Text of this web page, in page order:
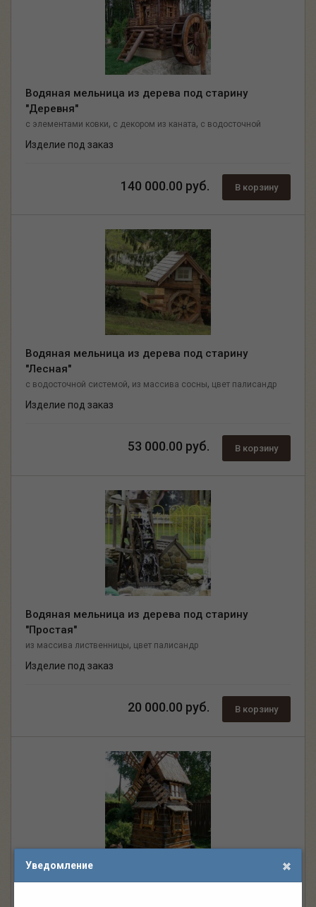
Водяная мельница из дерева под старину
"Деревня"
с элементами ковки, с декором из каната, с водосточной
системой
Изделие под заказ
140 000.00 руб. В корзину
Водяная мельница из дерева под старину
"Лесная"
с водосточной системой, из массива сосны, цвет палисандр
Изделие под заказ
53 000.00 руб. В корзину
Водяная мельница из дерева под старину
"Простая"
из массива лиственницы, цвет палисандр
Изделие под заказ
20 000.00 руб. В корзину
Мельница из дерева под старину «Двухэтажная»
Уведомление